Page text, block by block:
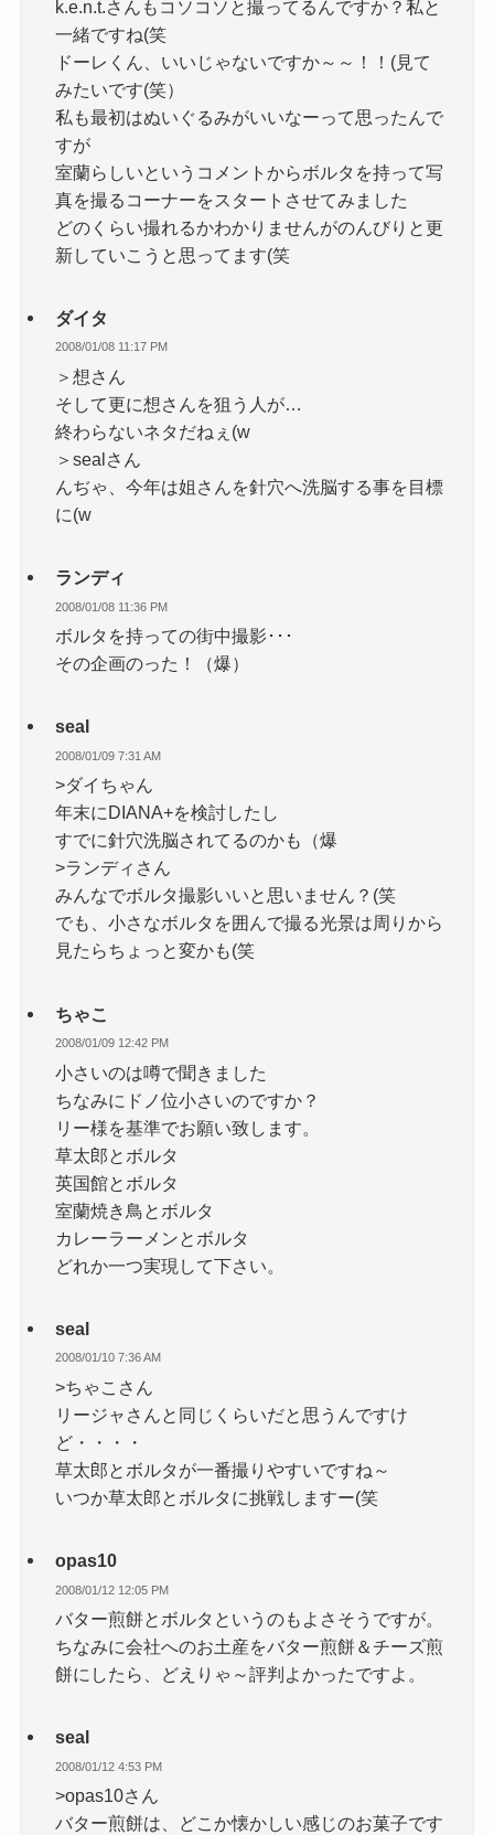
k.e.n.t.さんもコソコソと撮ってるんですか？私と
一緒ですね(笑
ドーレくん、いいじゃないですか～～！！(見て
みたいです(笑）
私も最初はぬいぐるみがいいなーって思ったんで
すが
室蘭らしいというコメントからボルタを持って写
真を撮るコーナーをスタートさせてみました
どのくらい撮れるかわかりませんがのんびりと更
新していこうと思ってます(笑
ダイタ
2008/01/08 11:17 PM
＞想さん
そして更に想さんを狙う人が…
終わらないネタだねぇ(w
＞sealさん
んぢゃ、今年は姐さんを針穴へ洗脳する事を目標
に(w
ランディ
2008/01/08 11:36 PM
ボルタを持っての街中撮影･･･
その企画のった！（爆）
seal
2008/01/09 7:31 AM
>ダイちゃん
年末にDIANA+を検討したし
すでに針穴洗脳されてるのかも（爆
>ランディさん
みんなでボルタ撮影いいと思いません？(笑
でも、小さなボルタを囲んで撮る光景は周りから
見たらちょっと変かも(笑
ちゃこ
2008/01/09 12:42 PM
小さいのは噂で聞きました
ちなみにドノ位小さいのですか？
リー様を基準でお願い致します。
草太郎とボルタ
英国館とボルタ
室蘭焼き鳥とボルタ
カレーラーメンとボルタ
どれか一つ実現して下さい。
seal
2008/01/10 7:36 AM
>ちゃこさん
リージャさんと同じくらいだと思うんですけ
ど・・・・
草太郎とボルタが一番撮りやすいですね～
いつか草太郎とボルタに挑戦しますー(笑
opas10
2008/01/12 12:05 PM
バター煎餅とボルタというのもよさそうですが。
ちなみに会社へのお土産をバター煎餅＆チーズ煎
餅にしたら、どえりゃ～評判よかったですよ。
seal
2008/01/12 4:53 PM
>opas10さん
バター煎餅は、どこか懐かしい感じのお菓子です